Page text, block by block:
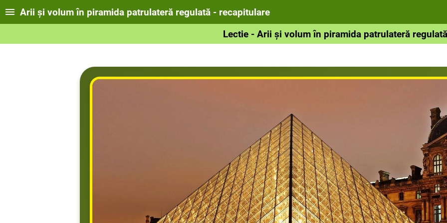
Arii și volum în piramida patrulateră regulată - recapitulare
Lectie - Arii și volum în piramida patrulateră regulată